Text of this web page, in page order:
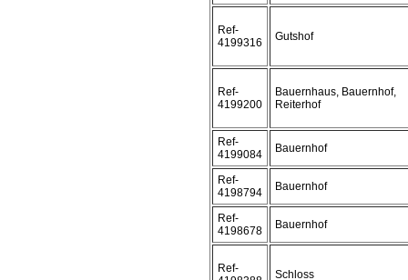
Ref-
4199316
Gutshof
Ref-
4199200
Bauernhaus, Bauernhof,
Reiterhof
Ref-
4199084
Bauernhof
Ref-
4198794
Bauernhof
Ref-
4198678
Bauernhof
Ref-
Schloss